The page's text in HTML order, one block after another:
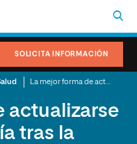
SOLICITA INFORMACIÓN
actualizarse
tras la